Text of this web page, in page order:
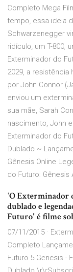
Completo Mega
tempo, essa ideia
Schwarzenegger
ridículo, um T-800,
Exterminador do
2029, a resistência
por John Connor
enviou um
sua mãe, Sarah
nascimento, John
Exterminador do
Dublado ~
Gênesis Online
do Futuro:
'O Exterminador
dublado e
Futuro' é filme
07/11/2015 ·
Completo
Futuro 5 Genesis -